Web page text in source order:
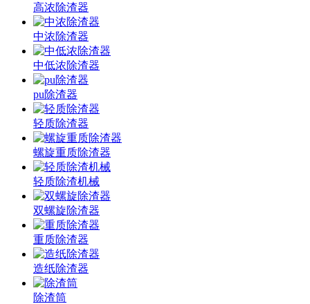
高浓除渣器
中浓除渣器
中低浓除渣器
pu除渣器
轻质除渣器
螺旋重质除渣器
轻质除渣机械
双螺旋除渣器
重质除渣器
造纸除渣器
除渣筒